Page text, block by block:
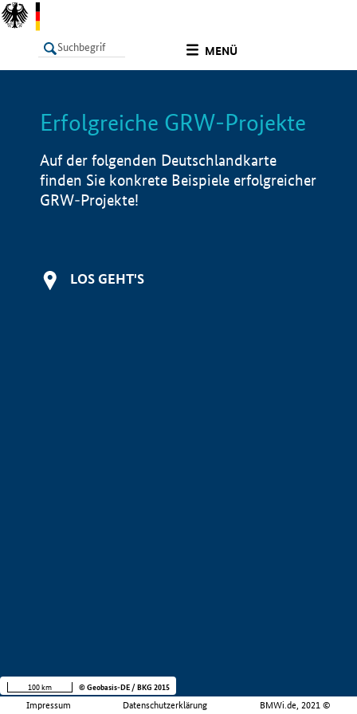
MENÜ
LISTE Info
Erfolgreiche GRW-Projekte
Auf der folgenden Deutschlandkarte
finden Sie konkrete Beispiele erfolgreicher
GRW-Projekte!
LOS GEHT'S
Impressum Datenschutzerklärung BMWi.de, 2021 ©
100 km © Geobasis-DE / BKG 2015